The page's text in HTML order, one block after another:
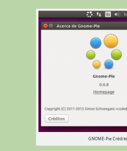
GNOME-Pie